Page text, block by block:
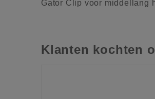
Gator Clip voor middellang
Klanten kochten